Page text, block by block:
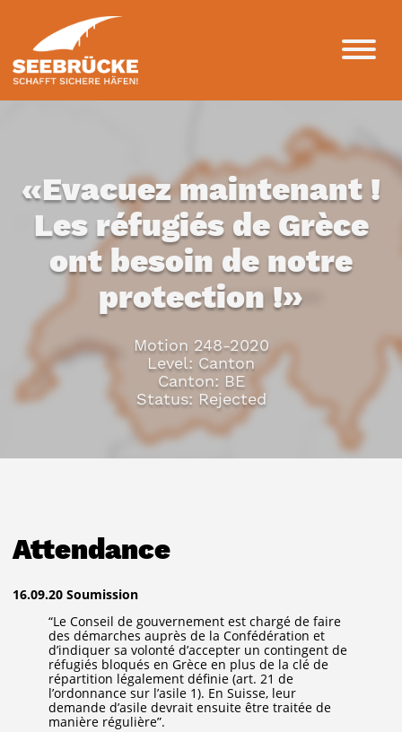
«Evacuez maintenant !
Les réfugiés de Grèce
ont besoin de notre
protection !»
Motion 248-2020
Level: Canton
Canton: BE
Status: Rejected
Attendance
16.09.20 Soumission
“Le Conseil de gouvernement est chargé de faire
des démarches auprès de la Confédération et
d’indiquer sa volonté d’accepter un contingent de
réfugiés bloqués en Grèce en plus de la clé de
répartition légalement définie (art. 21 de
l’ordonnance sur l’asile 1). En Suisse, leur
demande d’asile devrait ensuite être traitée de
manière régulière”.